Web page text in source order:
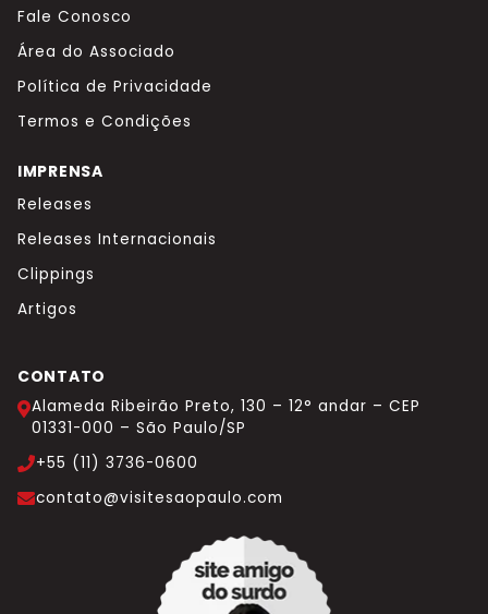
Fale Conosco
Área do Associado
Política de Privacidade
Termos e Condições
IMPRENSA
Releases
Releases Internacionais
Clippings
Artigos
CONTATO
Alameda Ribeirão Preto, 130 – 12° andar – CEP
01331-000 – São Paulo/SP
+55 (11) 3736-0600
contato@visitesaopaulo.com